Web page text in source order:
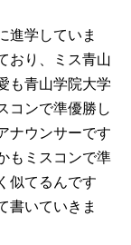
進学していま
おり、ミス青山
も青山学院大学
コンで準優勝し
ナウンサーです
もミスコンで準
似てるんです
書いていきま